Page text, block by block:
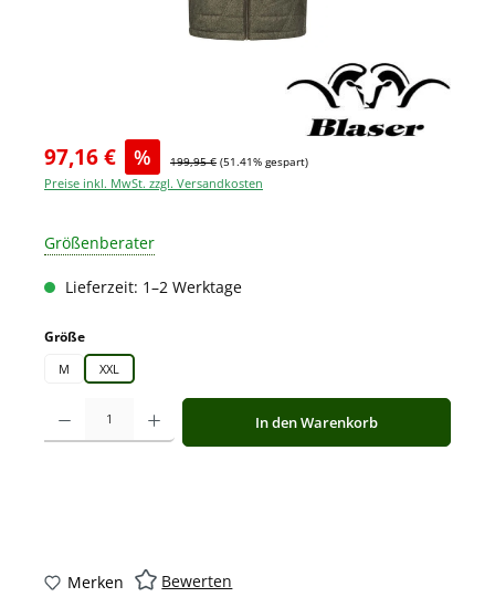
97,16 € % 199,95 € (51.41% gespart)
Preise inkl. MwSt. zzgl. Versandkosten
Größenberater
Lieferzeit: 1–2 Werktage
Größeauswählen
M XXL
Produkt Anzahl: Gib den gewünschten Wert ein oder benutze die
In den Warenkorb
Merken Bewerten